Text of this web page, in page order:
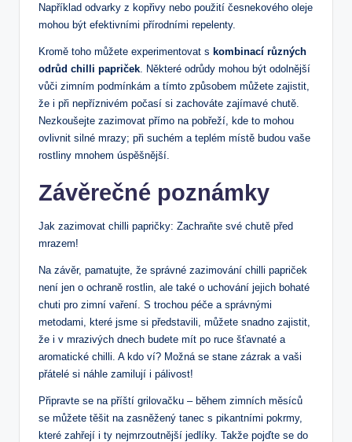
Například odvarky z kopřivy nebo použití česnekového oleje
mohou být efektivními přírodními repelenty.
Kromě toho můžete experimentovat s kombinací různých
odrůd chilli papriček . Některé odrůdy mohou být odolnější
vůči zimním podmínkám a tímto způsobem můžete zajistit,
že i při nepříznivém počasí si zachováte zajímavé chutě.
Nezkoušejte zazimovat přímo na pobřeží, kde to mohou
ovlivnit silné mrazy; při suchém a teplém místě budou vaše
rostliny mnohem úspěšnější.
Závěrečné poznámky
Jak zazimovat chilli papričky: Zachraňte své chutě před
mrazem!
Na závěr, pamatujte, že správné zazimování chilli papriček
není jen o ochraně rostlin, ale také o uchování jejich bohaté
chuti pro zimní vaření. S trochou péče a správnými
metodami, které jsme si představili, můžete snadno zajistit,
že i v mrazivých dnech budete mít po ruce šťavnaté a
aromatické chilli. A kdo ví? Možná se stane zázrak a vaši
přátelé si náhle zamilují i pálivost!
Připravte se na příští grilovačku – během zimních měsíců
se můžete těšit na zasněžený tanec s pikantními pokrmy,
které zahřejí i ty nejmrzoutnější jedlíky. Takže pojďte se do